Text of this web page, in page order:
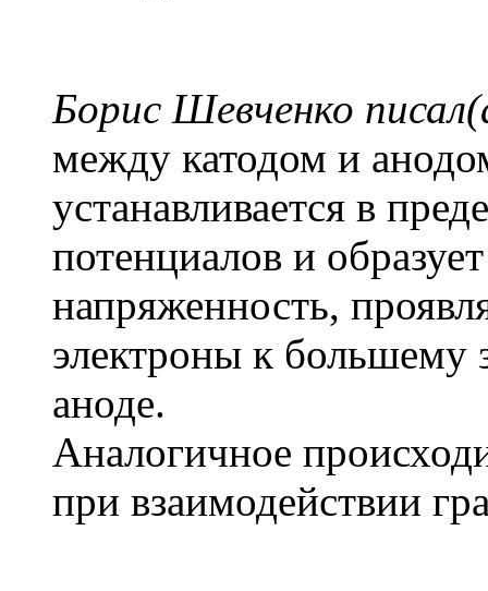
Борис Шевченко
между катодом и
устанавливается в
потенциалов и
напряженность,
электроны к большему
аноде.
Аналогичное
при взаимодействии